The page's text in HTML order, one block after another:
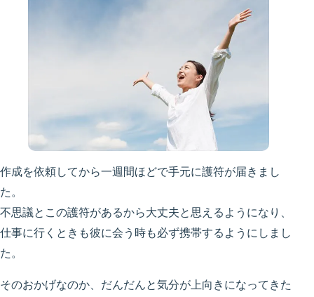
作成を依頼してから一週間ほどで手元に護符が届きまし
た。
不思議とこの護符があるから大丈夫と思えるようになり、
仕事に行くときも彼に会う時も必ず携帯するようにしまし
た。
そのおかげなのか、だんだんと気分が上向きになってきた